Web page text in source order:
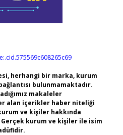
herhangi bir marka, kurum
bulunmamaktadır.
makaleler
alan içerikler haber niteliği
ve kişiler hakkında
Gerçek kurum ve kişiler ile isim